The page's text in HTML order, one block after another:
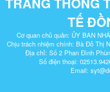
TẾ
Cơ quan chủ quản: ỦY BAN
Chịu trách nhiệm chính: Bà Đỗ Thị
Địa chỉ: Số 2 Phan Đình
Số điện thoại:
Email: